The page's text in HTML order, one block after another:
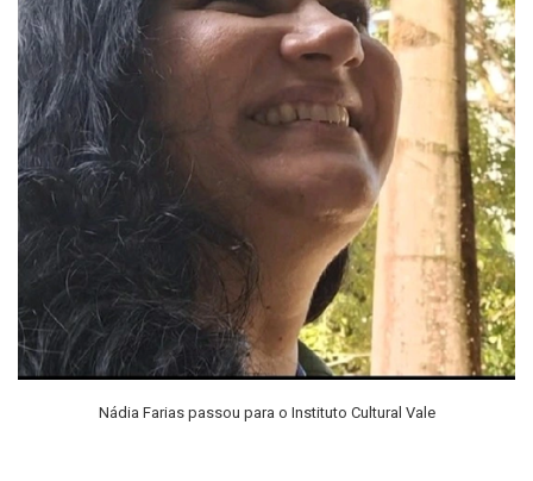
Nádia Farias passou para o Instituto Cultural Vale